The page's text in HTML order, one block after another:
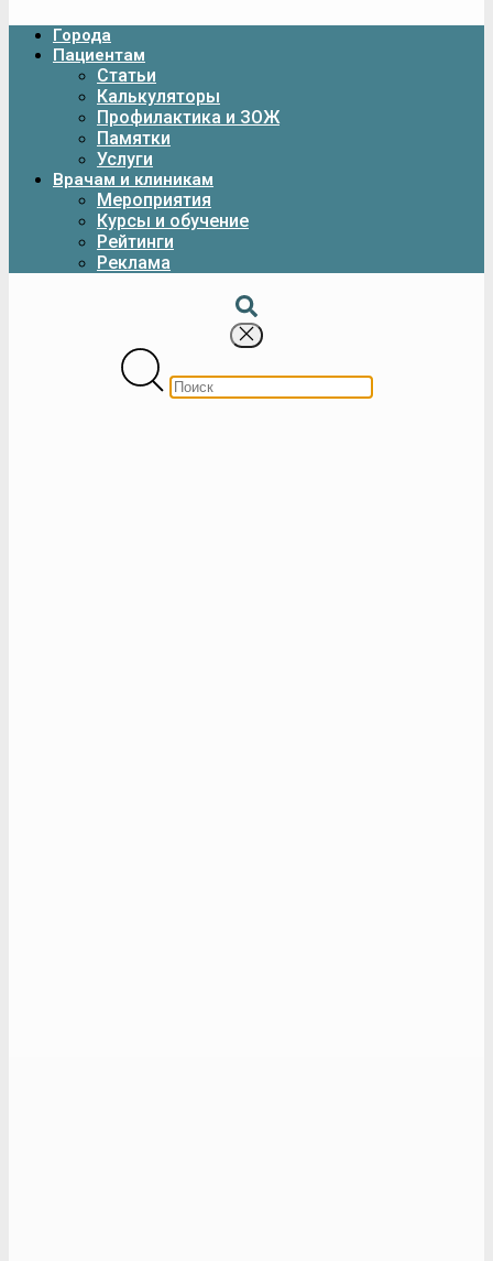
Города
Пациентам
Статьи
Калькуляторы
Профилактика и ЗОЖ
Памятки
Услуги
Врачам и клиникам
Мероприятия
Курсы и обучение
Рейтинги
Реклама